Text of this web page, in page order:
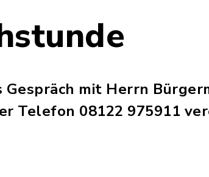
mit Herrn
Telefon 08122 975911